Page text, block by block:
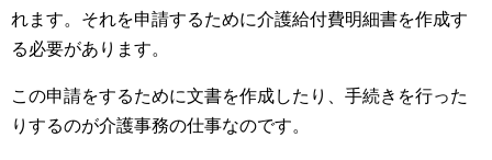
れます。それを申請するために介護給付費明細書を作成す
る必要があります。
この申請をするために文書を作成したり、手続きを行った
りするのが介護事務の仕事なのです。